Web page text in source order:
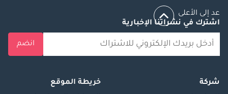
عد إلى الأعلى
اشترك في نشراتنا الإخبارية
انضم
شركة
خريطة الموقع